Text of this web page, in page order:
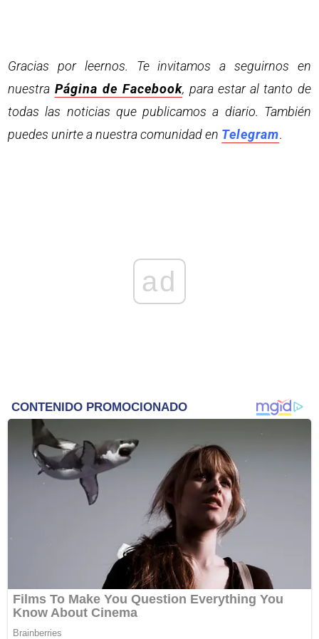
Gracias por leernos. Te invitamos a seguirnos en
nuestra Página de Facebook, para estar al tanto de
todas las noticias que publicamos a diario. También
puedes unirte a nuestra comunidad en Telegram.
ad